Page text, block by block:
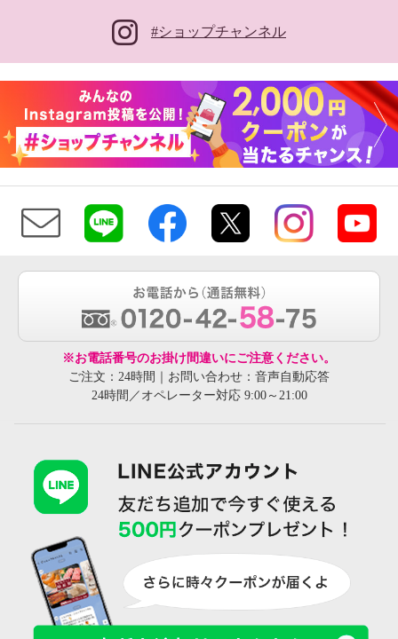
#ショップチャンネル
※お電話番号のお掛け間違いにご注意ください。
ご注文：24時間｜お問い合わせ：音声自動応答
24時間／オペレーター対応 9:00～21:00